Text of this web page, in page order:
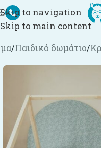
Skip to navigation
Skip to main content
/Παιδικό δωμάτιο/